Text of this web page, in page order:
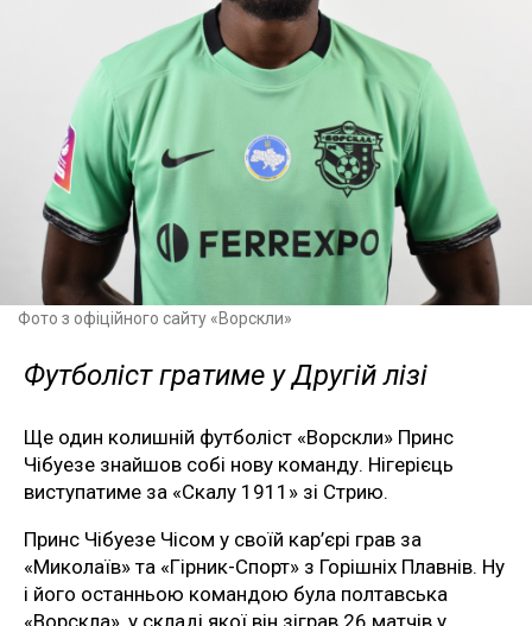
Фото з офіційного сайту «Ворскли»
Футболіст гратиме у Другій лізі
Ще один колишній футболіст «Ворскли» Принс
Чібуезе знайшов собі нову команду. Нігерієць
виступатиме за «Скалу 1911» зі Стрию.
Принс Чібуезе Чісом у своїй кар’єрі грав за
«Миколаїв» та «Гірник-Спорт» з Горішніх Плавнів. Ну
і його останньою командою була полтавська